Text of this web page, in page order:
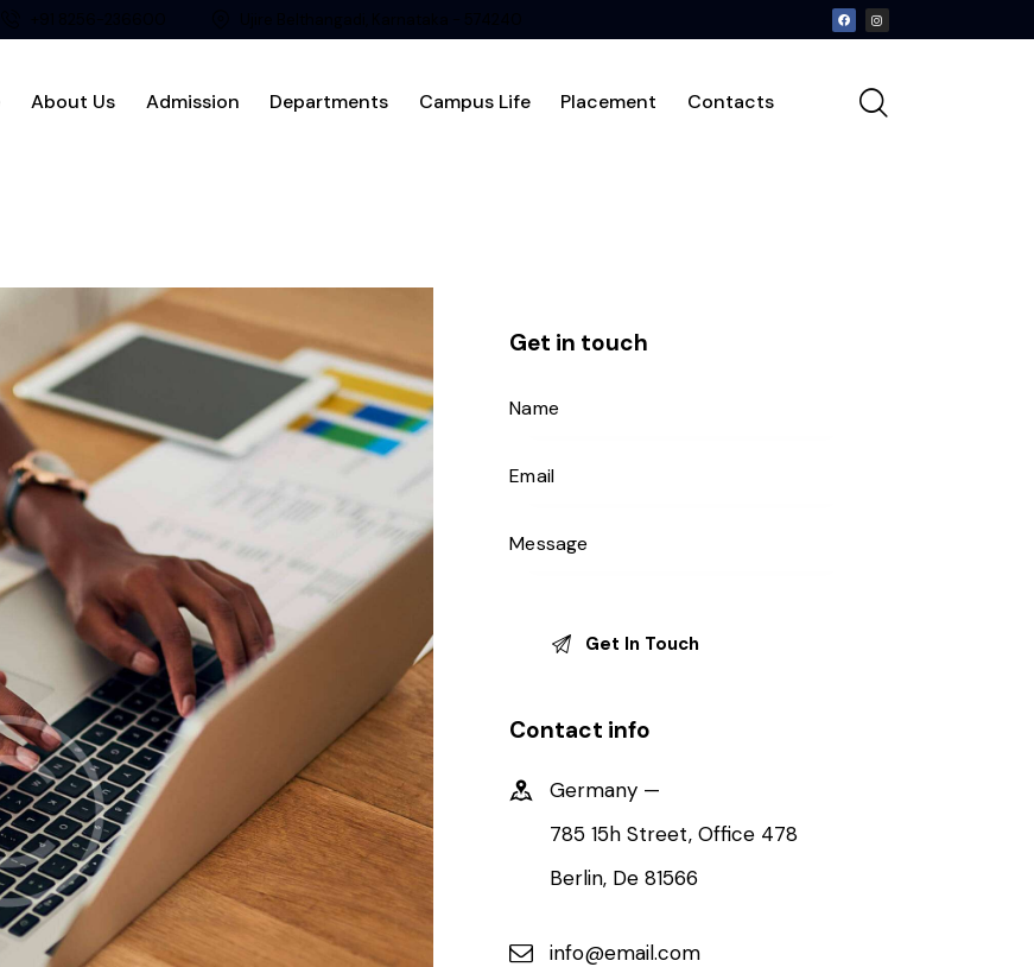
About Us Admission Departments Campus Life Placement Contacts
Get in touch
Contact info
Germany —
785 15h Street, Office 478
Berlin, De 81566
info@email.com